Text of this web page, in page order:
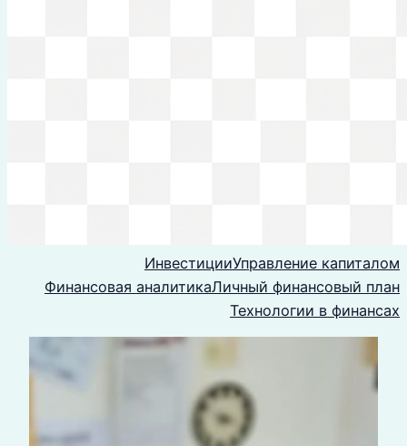
ИнвестицииУправление капиталом
Финансовая аналитикаЛичный финансовый план
Технологии в финансах